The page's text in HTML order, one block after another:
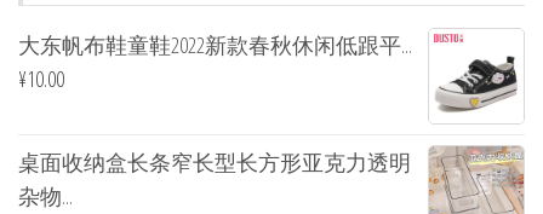
大东帆布鞋童鞋2022新款春秋休闲低跟平...
¥10.00
桌面收纳盒长条窄长型长方形亚克力透明
杂物...